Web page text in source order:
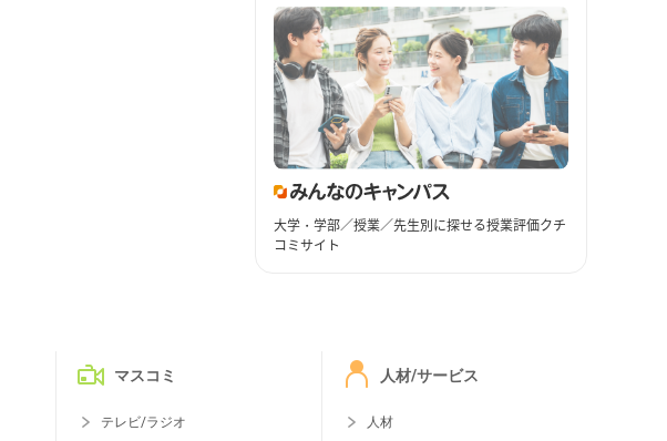
大学・学部／授業／先生別に探せる授業評価クチ
コミサイト
マスコミ
テレビ/ラジオ
人材/サービス
人材